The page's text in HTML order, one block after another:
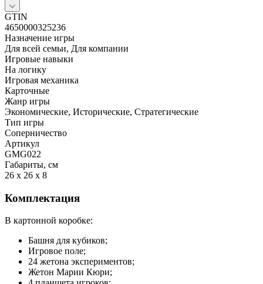
GTIN
4650000325236
Назначение игры
Для всей семьи, Для компании
Игровые навыки
На логику
Игровая механика
Карточные
Жанр игры
Экономические, Исторические, Стратегические
Тип игры
Соперничество
Артикул
GMG022
Габариты, см
26 x 26 x 8
Комплектация
В картонной коробке:
Башня для кубиков;
Игровое поле;
24 жетона экспериментов;
Жетон Марии Кюри;